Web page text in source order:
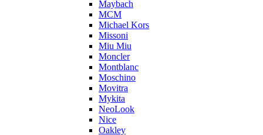
Maybach
MCM
Michael Kors
Missoni
Miu Miu
Moncler
Montblanc
Moschino
Movitra
Mykita
NeoLook
Nice
Oakley